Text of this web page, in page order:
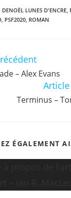
DENOËL LUNES D'ENCRE,
, PSF2020, ROMAN
– Alex Evans
Terminus –
ÉGALEMENT